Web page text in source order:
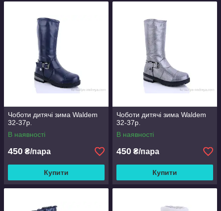
Чоботи дитячі зима Waldem
32-37р.
В наявності
450 ₴/пара
Купити
Чоботи дитячі зима Waldem
32-37р.
В наявності
450 ₴/пара
Купити